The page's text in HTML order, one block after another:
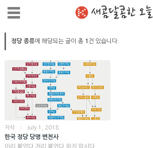
새콤달콤한 오늘
정당 종류에 해당되는 글이 총 1 건 있습니다.
지식 July 1, 2018
한국 정당 당명 변천사
이리 붙었다 저리 붙었다 하지 맙시다.